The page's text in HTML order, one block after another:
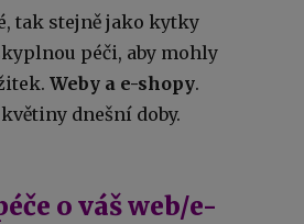
tak stejně jako kytky
péči, aby mohly
Weby a e-shopy.
dnešní doby.
o váš web/e-